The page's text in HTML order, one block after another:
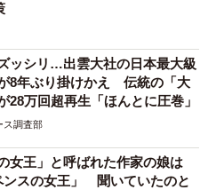
ッシリ…出雲大社の日本最大級
が8年ぶり掛けかえ 伝統の「大
28万回超再生「ほんとに圧巻」
ス調査部
女王」と呼ばれた作家の娘は
ンスの女王」 聞いていたのと